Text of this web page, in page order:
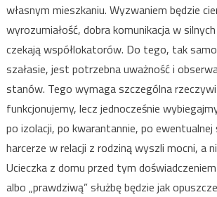
własnym mieszkaniu. Wyzwaniem będzie
wyrozumiałość, dobra komunikacja w
czekają współlokatorów. Do tego, tak
szałasie, jest potrzebna uważność i
stanów. Tego wymaga szczególna
funkcjonujemy, lecz jednocześnie
po izolacji, po kwarantannie, po ewentualnej
harcerze w relacji z rodziną wyszli mocni, a
Ucieczka z domu przed tym
albo „prawdziwą” służbę będzie jak